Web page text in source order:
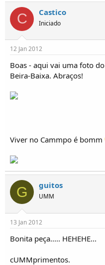
C Castico
Iniciado
12 Jan 2012
Boas - aqui vai uma foto
Beira-Baixa. Abraços!
Viver no Cammpo é bomm
G guitos
UMM
13 Jan 2012
Bonita peça..... HEHEHE...
cUMMprimentos.